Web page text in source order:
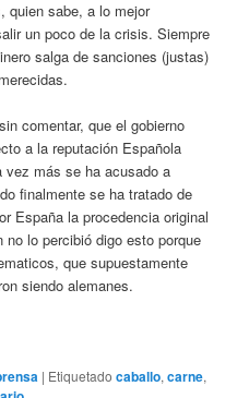
quien sabe, a lo mejor
un poco de la crisis. Siempre
salga de sanciones (justas)
comentar, que el gobierno
a la reputación Española
vez más se ha acusado a
finalmente se ha tratado de
España la procedencia original
lo percibió digo esto porque
que supuestamente
siendo alemanes.
| Etiquetado caballo,carne,